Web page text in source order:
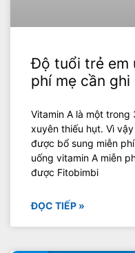
Độ tuổi trẻ em
phí mẹ cần ghi
Vitamin A là một
xuyên thiếu hụt. Vì
được bổ sung miễn
uống vitamin A miễn
được Fitobimbi
ĐỌC TIẾP »